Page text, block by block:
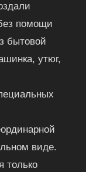
помощи
бытовой
утюг,
виде.
только